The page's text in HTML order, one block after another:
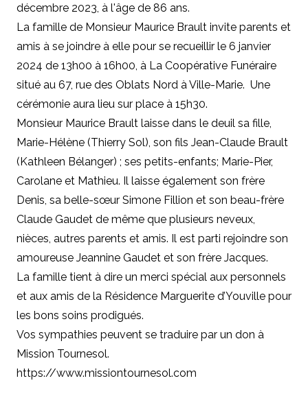
décembre 2023, à l'âge de 86 ans.
La famille de Monsieur Maurice Brault invite parents et
amis à se joindre à elle pour se recueillir le 6 janvier
2024 de 13h00 à 16h00, à La Coopérative Funéraire
situé au 67, rue des Oblats Nord à Ville-Marie. Une
cérémonie aura lieu sur place à 15h30.
Monsieur Maurice Brault laisse dans le deuil sa fille,
Marie-Hélène (Thierry Sol), son fils Jean-Claude Brault
(Kathleen Bélanger) ; ses petits-enfants; Marie-Pier,
Carolane et Mathieu. Il laisse également son frère
Denis, sa belle-sœur Simone Fillion et son beau-frère
Claude Gaudet de même que plusieurs neveux,
nièces, autres parents et amis. Il est parti rejoindre son
amoureuse Jeannine Gaudet et son frère Jacques.
La famille tient à dire un merci spécial aux personnels
et aux amis de la Résidence Marguerite d’Youville pour
les bons soins prodigués.
Vos sympathies peuvent se traduire par un don à
Mission Tournesol.
https://www.missiontournesol.com